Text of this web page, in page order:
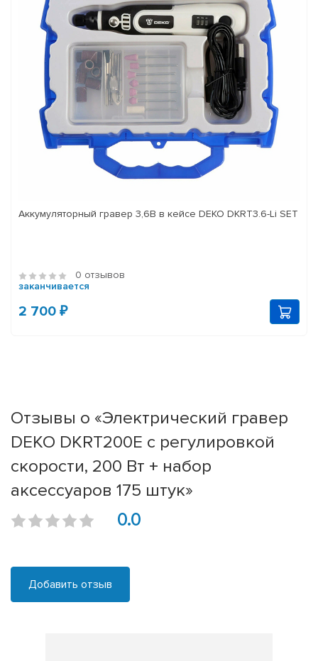
Аккумуляторный гравер 3,6В в кейсе DEKO DKRT3.6-Li SET
0 отзывов
заканчивается
2 700 ₽
Отзывы о «Электрический гравер
DEKO DKRT200E с регулировкой
скорости, 200 Вт + набор
аксессуаров 175 штук»
0.0
Добавить отзыв